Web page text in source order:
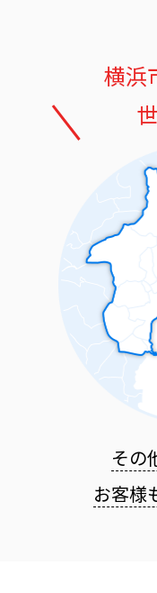
その
お客様
横浜